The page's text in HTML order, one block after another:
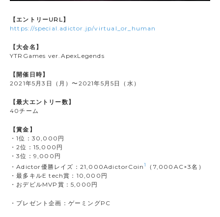
【エントリーURL】
https://special.adictor.jp/virtual_or_human
【大会名】
YTRGames ver.ApexLegends
【開催日時】
2021年5月3日（月）〜2021年5月5日（水）
【最大エントリー数】
40チーム
【賞金】
・1位：30,000円
・2位：15,000円
・3位：9,000円
・Adictor優勝レイズ：21,000AdictorCoin1
（7,000AC×3名）
・最多キルE tech賞：10,000円
・おデビルMVP賞：5,000円
・プレゼント企画：ゲーミングPC